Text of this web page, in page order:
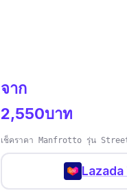
จาก
2,550บาท
เช็คราคา Manfrotto รุ่น
Lazada